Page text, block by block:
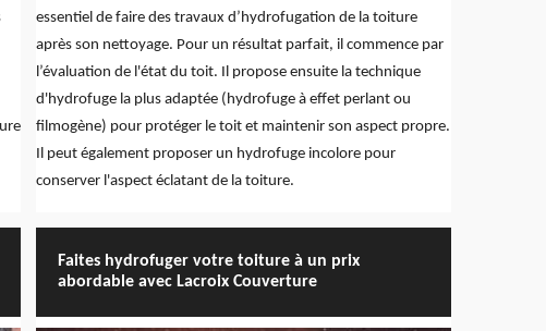
essentiel de faire des travaux d’hydrofugation de la toiture
après son nettoyage. Pour un résultat parfait, il commence par
l’évaluation de l'état du toit. Il propose ensuite la technique
d'hydrofuge la plus adaptée (hydrofuge à effet perlant ou
filmogène) pour protéger le toit et maintenir son aspect propre.
Il peut également proposer un hydrofuge incolore pour
conserver l'aspect éclatant de la toiture.
Faites hydrofuger votre toiture à un prix
abordable avec Lacroix Couverture